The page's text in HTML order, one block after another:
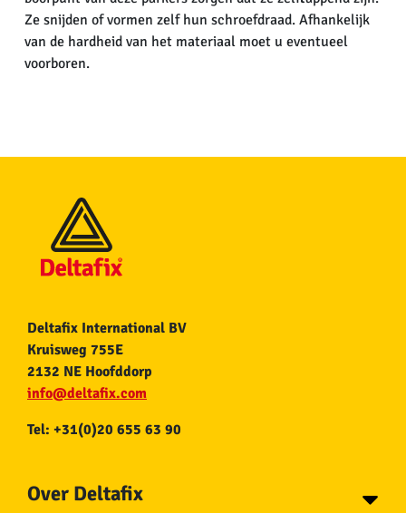
Ze snijden of vormen zelf hun schroefdraad. Afhankelijk
van de hardheid van het materiaal moet u eventueel
voorboren.
Deltafix International BV
Kruisweg 755E
2132 NE Hoofddorp
info@deltafix.com
Tel: +31(0)20 655 63 90
Over Deltafix